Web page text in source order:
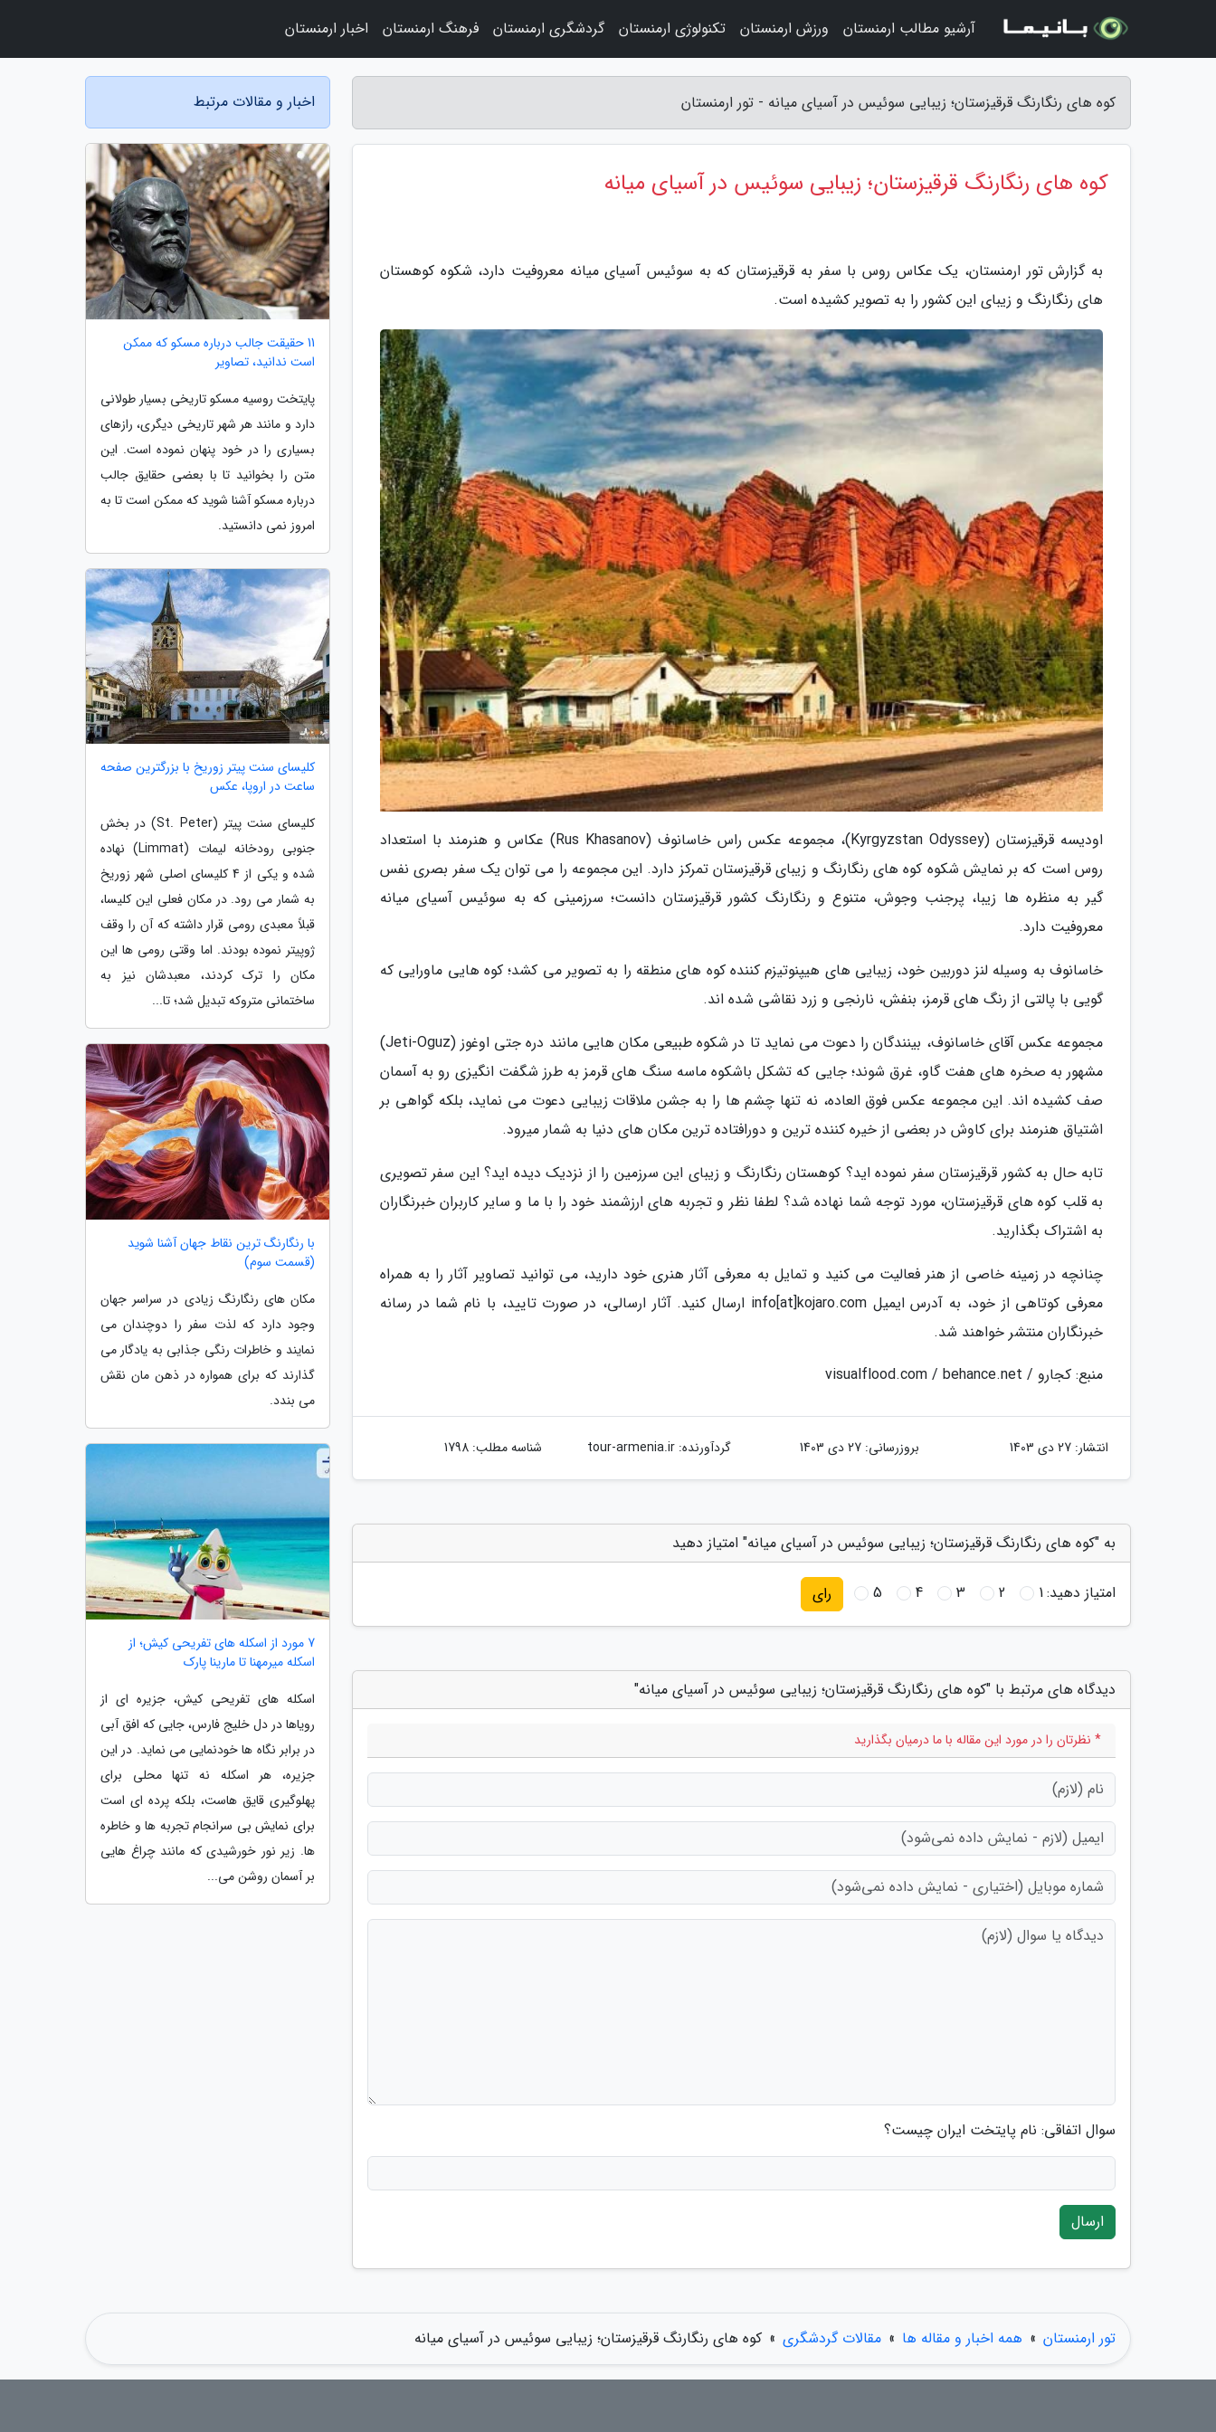
کوه های رنگارنگ قرقیزستان؛ زیبایی سوئیس در آسیای میانه - تور ارمنستان
کوه های رنگارنگ قرقیزستان؛ زیبایی سوئیس در آسیای میانه
به گزارش تور ارمنستان، یک عکاس روس با سفر به قرقیزستان که به سوئیس آسیای میانه معروفیت دارد، شکوه کوهستان
های رنگارنگ و زیبای این کشور را به تصویر کشیده است.
اودیسه قرقیزستان (Kyrgyzstan Odyssey)، مجموعه عکس راس خاسانوف (Rus Khasanov) عکاس و هنرمند با استعداد
روس است که بر نمایش شکوه کوه های رنگارنگ و زیبای قرقیزستان تمرکز دارد. این مجموعه را می توان یک سفر بصری نفس
گیر به منظره ها زیبا، پرجنب وجوش، متنوع و رنگارنگ کشور قرقیزستان دانست؛ سرزمینی که به سوئیس آسیای میانه
معروفیت دارد.
خاسانوف به وسیله لنز دوربین خود، زیبایی های هیپنوتیزم کننده کوه های منطقه را به تصویر می کشد؛ کوه هایی ماورایی که
گویی با پالتی از رنگ های قرمز، بنفش، نارنجی و زرد نقاشی شده اند.
مجموعه عکس آقای خاسانوف، بینندگان را دعوت می نماید تا در شکوه طبیعی مکان هایی مانند دره جتی اوغوز (Jeti-Oguz)
مشهور به صخره های هفت گاو، غرق شوند؛ جایی که تشکل باشکوه ماسه سنگ های قرمز به طرز شگفت انگیزی رو به آسمان
صف کشیده اند. این مجموعه عکس فوق العاده، نه تنها چشم ها را به جشن ملاقات زیبایی دعوت می نماید، بلکه گواهی بر
اشتیاق هنرمند برای کاوش در بعضی از خیره کننده ترین و دورافتاده ترین مکان های دنیا به شمار میرود.
تابه حال به کشور قرقیزستان سفر نموده اید؟ کوهستان رنگارنگ و زیبای این سرزمین را از نزدیک دیده اید؟ این سفر تصویری
به قلب کوه های قرقیزستان، مورد توجه شما نهاده شد؟ لطفا نظر و تجربه های ارزشمند خود را با ما و سایر کاربران خبرنگاران
به اشتراک بگذارید.
چنانچه در زمینه خاصی از هنر فعالیت می کنید و تمایل به معرفی آثار هنری خود دارید، می توانید تصاویر آثار را به همراه
معرفی کوتاهی از خود، به آدرس ایمیل info[at]kojaro.com ارسال کنید. آثار ارسالی، در صورت تایید، با نام شما در رسانه
خبرنگاران منتشر خواهند شد.
منبع: کجارو / visualflood.com / behance.net
انتشار: 27 دی 1403 بروزرسانی: 27 دی 1403 گردآورنده:tour-armenia.ir شناسه مطلب: 1798
به "کوه های رنگارنگ قرقیزستان؛ زیبایی سوئیس در آسیای میانه" امتیاز دهید
امتیاز دهید:1
2
3
4
5 رای
دیدگاه های مرتبط با "کوه های رنگارنگ قرقیزستان؛ زیبایی سوئیس در آسیای میانه"
* نظرتان را در مورد این مقاله با ما درمیان بگذارید
سوال اتفاقی: نام پایتخت ایران چیست؟
ارسال
اخبار و مقالات مرتبط
11 حقیقت جالب درباره مسکو که ممکن
است ندانید، تصاویر
پایتخت روسیه مسکو تاریخی بسیار طولانی
دارد و مانند هر شهر تاریخی دیگری، رازهای
بسیاری را در خود پنهان نموده است. این
متن را بخوانید تا با بعضی حقایق جالب
درباره مسکو آشنا شوید که ممکن است تا به
امروز نمی دانستید.
کلیسای سنت پیتر زوریخ با بزرگترین صفحه
ساعت در اروپا، عکس
کلیسای سنت پیتر (St. Peter) در بخش
جنوبی رودخانه لیمات (Limmat) نهاده
شده و یکی از 4 کلیسای اصلی شهر زوریخ
به شمار می رود. در مکان فعلی این کلیسا،
قبلاً معبدی رومی قرار داشته که آن را وقف
ژوپیتر نموده بودند. اما وقتی رومی ها این
مکان را ترک کردند، معبدشان نیز به
ساختمانی متروکه تبدیل شد؛ تا...
با رنگارنگ ترین نقاط جهان آشنا شوید
(قسمت سوم)
مکان های رنگارنگ زیادی در سراسر جهان
وجود دارد که لذت سفر را دوچندان می
نمایند و خاطرات رنگی جذابی به یادگار می
گذارند که برای همواره در ذهن مان نقش
می بندد.
7 مورد از اسکله های تفریحی کیش؛ از
اسکله میرمهنا تا مارینا پارک
اسکله های تفریحی کیش، جزیره ای از
رویاها در دل خلیج فارس، جایی که افق آبی
در برابر نگاه ها خودنمایی می نماید. در این
جزیره، هر اسکله نه تنها محلی برای
پهلوگیری قایق هاست، بلکه پرده ای است
برای نمایش بی سرانجام تجربه ها و خاطره
ها. زیر نور خورشیدی که مانند چراغ هایی
بر آسمان روشن می...
تور ارمنستان » همه اخبار و مقاله ها » مقالات گردشگری » کوه های رنگارنگ قرقیزستان؛ زیبایی سوئیس در آسیای میانه
آرشیو مطالب ارمنستان ورزش ارمنستان تکنولوژی ارمنستان گردشگری ارمنستان فرهنگ ارمنستان اخبار ارمنستان